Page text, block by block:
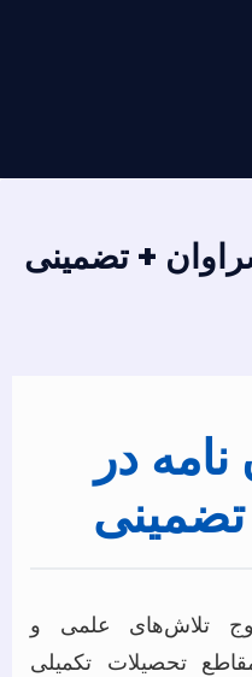
+ تضمینی
نامه در
اوج تلاش‌های علمی و
تحصیلات تکمیلی